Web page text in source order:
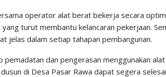
operator alat berat bekerja secara
turut membantu kelancaran pekerjaan.
jelas dalam setiap tahapan pembangunan.
pemadatan dan pengerasan menggunakan
di Desa Pasar Rawa dapat segera